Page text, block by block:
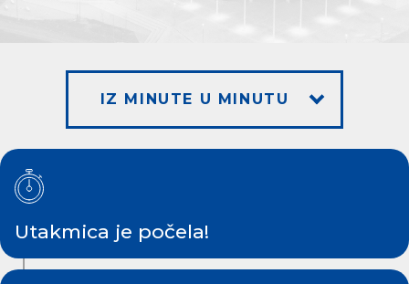
IZ MINUTE U MINUTU
Utakmica je počela!